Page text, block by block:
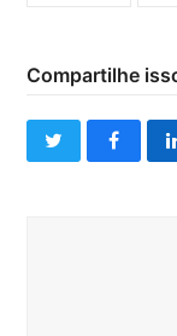
Compartilhe
twitter